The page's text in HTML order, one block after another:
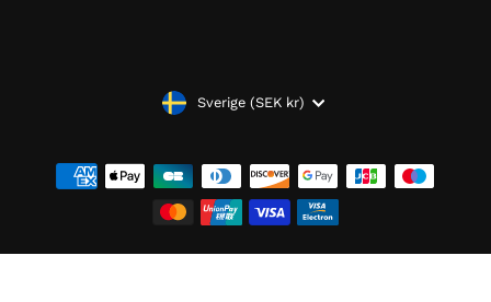
VALUTASverige (SEK kr)